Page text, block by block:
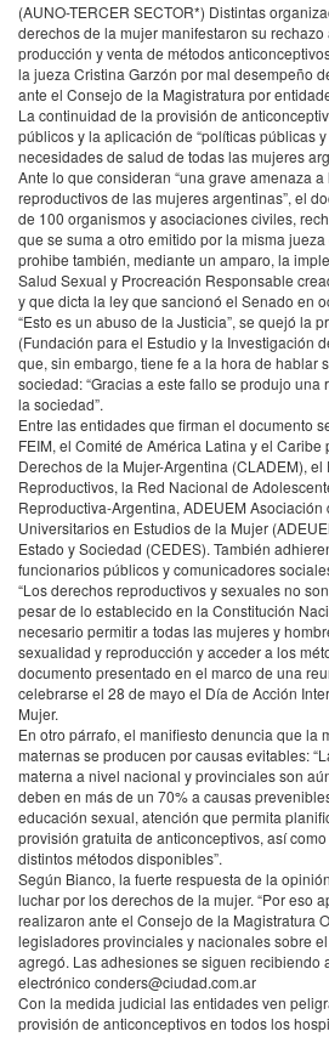
(AUNO-TERCER SECTOR*) Distintas
derechos de la mujer manifestaron su
producción y venta de métodos
la jueza Cristina Garzón por mal desempeño
ante el Consejo de la Magistratura por
La continuidad de la provisión de
públicos y la aplicación de “políticas públicas
necesidades de salud de todas las mujeres
Ante lo que consideran “una grave amenaza
reproductivos de las mujeres argentinas”, el
de 100 organismos y asociaciones civiles,
que se suma a otro emitido por la misma
prohibe también, mediante un amparo, la
Salud Sexual y Procreación Responsable
y que dicta la ley que sancionó el Senado en
“Esto es un abuso de la Justicia”, se quejó la
(Fundación para el Estudio y la Investigación
que, sin embargo, tiene fe a la hora de hablar
sociedad: “Gracias a este fallo se produjo una
la sociedad”.
Entre las entidades que firman el documento
FEIM, el Comité de América Latina y el
Derechos de la Mujer-Argentina (CLADEM), el
Reproductivos, la Red Nacional de
Reproductiva-Argentina, ADEUEMAsociación
Universitarios en Estudios de la Mujer (
Estado y Sociedad (CEDES). También
funcionarios públicos y comunicadores
“Los derechos reproductivos y sexuales no
pesar de lo establecido en la Constitución
necesario permitir a todas las mujeres y
sexualidad y reproducción y acceder a los
documento presentado en el marco de una
celebrarse el 28 de mayo el Día de Acción
Mujer.
En otro párrafo, el manifiesto denuncia que la
maternas se producen por causas evitables:
materna a nivel nacional y provinciales son
deben en más de un 70% a causas
educación sexual, atención que permita
provisión gratuita de anticonceptivos, así
distintos métodos disponibles”.
Según Bianco, la fuerte respuesta de la
luchar por los derechos de la mujer. “Por eso
realizaron ante el Consejo de la Magistratura
legisladores provinciales y nacionales sobre
agregó. Las adhesiones se siguen recibiendo
electrónico conders@ciudad.com.ar
Con la medida judicial las entidades ven
provisión de anticonceptivos en todos los